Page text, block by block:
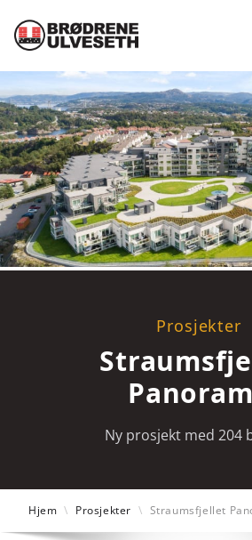
Prosjekter
Ny prosjekt med 204
Hjem \ Prosjekter \ Straumsfjellet